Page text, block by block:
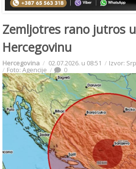
Zemljotres rano jutros
Hercegovinu
Hercegovina 02.07.2026. u 08:51 Izvor:
Foto: Agencije 0